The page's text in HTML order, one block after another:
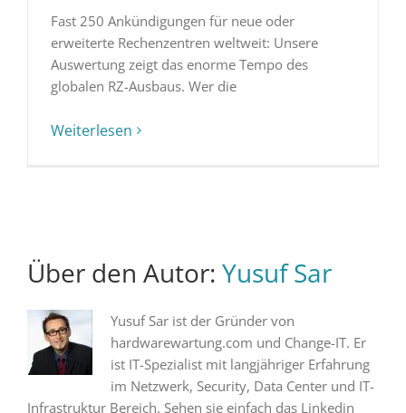
Fast 250 Ankündigungen für neue oder
erweiterte Rechenzentren weltweit: Unsere
Auswertung zeigt das enorme Tempo des
globalen RZ-Ausbaus. Wer die
Weiterlesen
Über den Autor: Yusuf Sar
Yusuf Sar ist der Gründer von
hardwarewartung.com und Change-IT. Er
ist IT-Spezialist mit langjähriger Erfahrung
im Netzwerk, Security, Data Center und IT-
Infrastruktur Bereich. Sehen sie einfach das Linkedin